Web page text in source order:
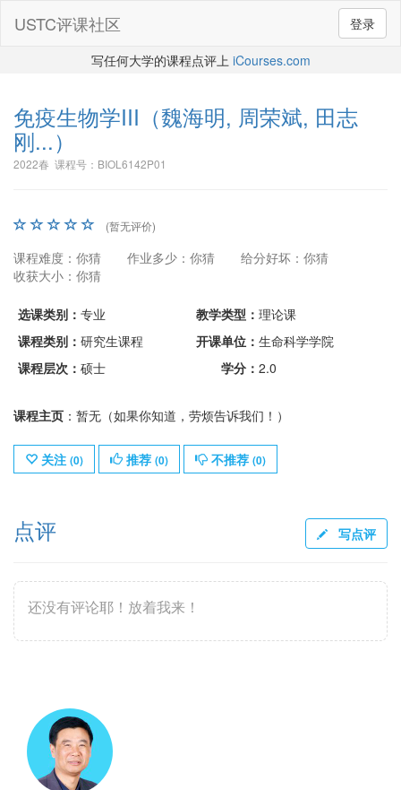
登录
USTC评课社区
写任何大学的课程点评上 iCourses.com
免疫生物学III （魏海明, 周荣斌, 田志
刚...）
2022春 课程号：BIOL6142P01
(暂无评价)
课程难度：你猜 作业多少：你猜
给分好坏：你猜
收获大小：你猜
选课类别： 专业 教学类型： 理论课
课程类别： 研究生课程 开课单位： 生命科学学院
课程层次： 硕士 学分： 2.0
课程主页 ：暂无（如果你知道，劳烦告诉我们！）
关注 (0) 推荐 (0) 不推荐 (0)
点评 写点评
还没有评论耶！放着我来！